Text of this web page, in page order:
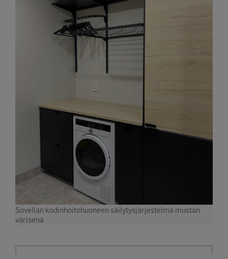
Sovellan kodinhoitohuoneen säilytysjärjestelmä mustan
värisenä